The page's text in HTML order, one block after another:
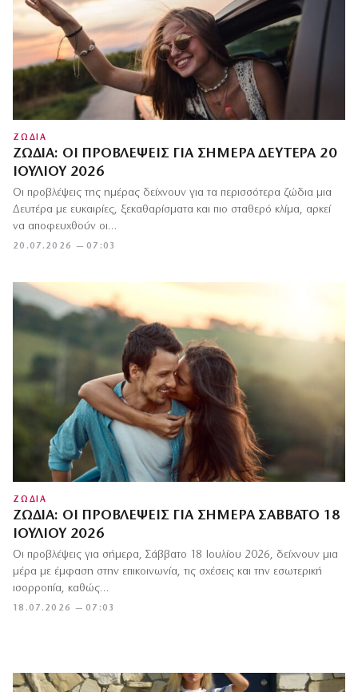
ΖΩΔΙΑ
ΖΏΔΙΑ: ΟΙ ΠΡΟΒΛΈΨΕΙΣ ΓΙΑ ΣΉΜΕΡΑ ΔΕΥΤΈΡΑ 20
ΙΟΥΛΊΟΥ 2026
20.07.2026 — 07:03
Οι προβλέψεις της ημέρας δείχνουν για τα περισσότερα ζώδια μια
Δευτέρα με ευκαιρίες, ξεκαθαρίσματα και πιο σταθερό κλίμα, αρκεί
να αποφευχθούν οι…
ΖΩΔΙΑ
ΖΏΔΙΑ: ΟΙ ΠΡΟΒΛΈΨΕΙΣ ΓΙΑ ΣΉΜΕΡΑ ΣΆΒΒΑΤΟ 18
ΙΟΥΛΊΟΥ 2026
18.07.2026 — 07:03
Οι προβλέψεις για σήμερα, Σάββατο 18 Ιουλίου 2026, δείχνουν μια
μέρα με έμφαση στην επικοινωνία, τις σχέσεις και την εσωτερική
ισορροπία, καθώς…